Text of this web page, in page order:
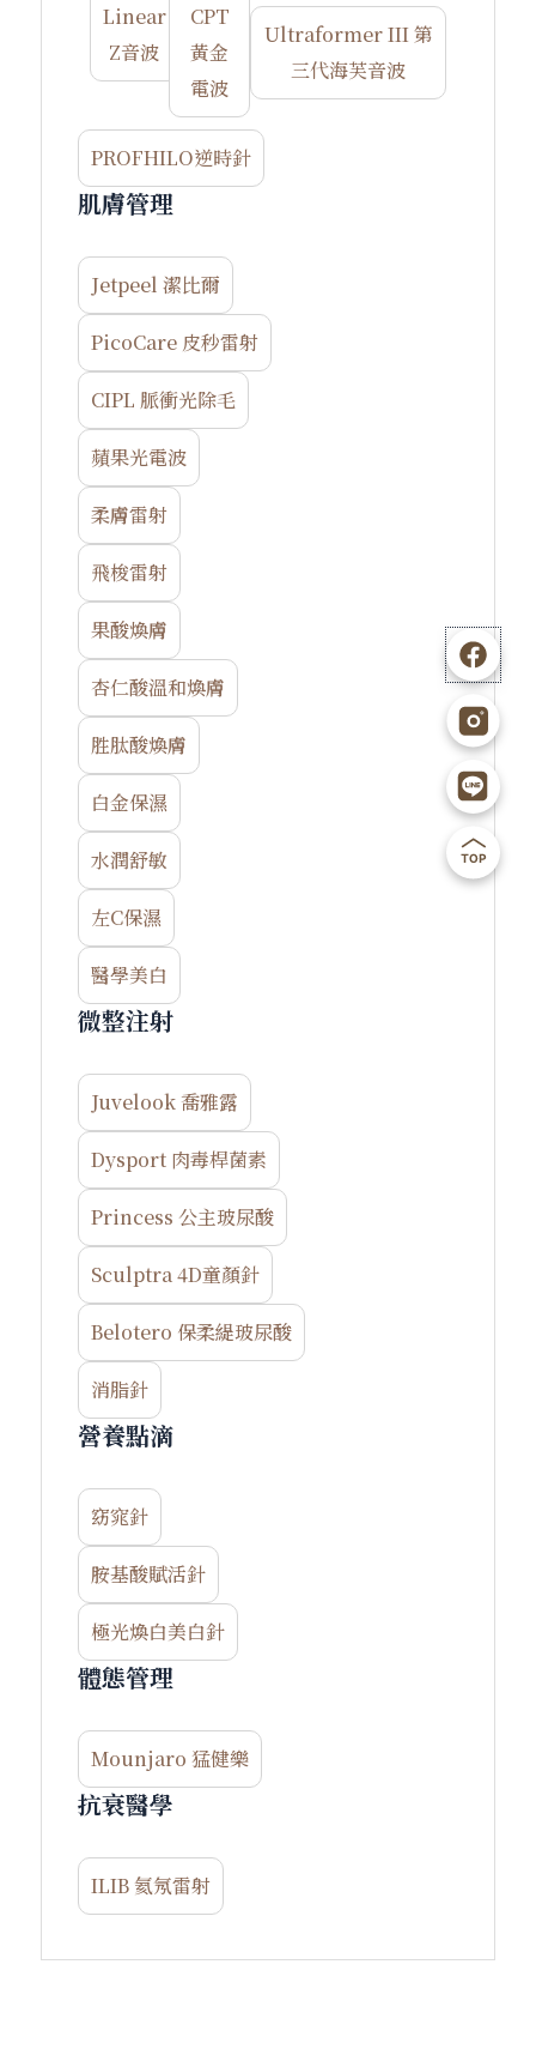
Linear
Z音波
CPT
黃金
電波
Ultraformer III 第
三代海芙音波
PROFHILO逆時針
肌膚管理
Jetpeel 潔比爾
PicoCare 皮秒雷射
CIPL 脈衝光除毛​
蘋果光電波
柔膚雷射
飛梭雷射
果酸煥膚
杏仁酸溫和煥膚
胜肽酸煥膚
白金保濕
水潤舒敏
左C保濕
醫學美白
微整注射
Juvelook 喬雅露
Dysport 肉毒桿菌素
Princess 公主玻尿酸
Sculptra 4D童顏針
Belotero 保柔緹玻尿酸
消脂針
營養點滴
窈窕針
胺基酸賦活針
極光煥白美白針
體態管理
Mounjaro 猛健樂
抗衰醫學
ILIB 氦氖雷射
F
b
I
g
L
i
n
e
1
B
a
c
k
t